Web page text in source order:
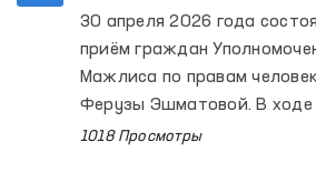
30 апреля 2026 года
приём граждан
Мажлиса по правам
Ферузы Эшматовой. В ходе
выслушаны обращения
1018 Просмотры